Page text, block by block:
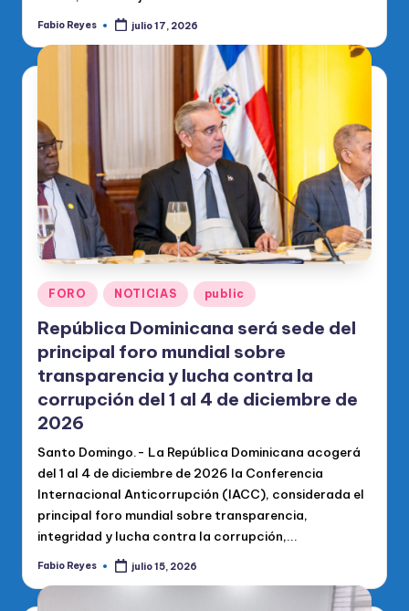
Publicado
Fabio Reyes julio 17, 2026
Publicado
en
FORO NOTICIAS public
República Dominicana será sede del
principal foro mundial sobre
transparencia y lucha contra la
corrupción del 1 al 4 de diciembre de
2026
Santo Domingo.- La República Dominicana acogerá
del 1 al 4 de diciembre de 2026 la Conferencia
Internacional Anticorrupción (IACC), considerada el
principal foro mundial sobre transparencia,
integridad y lucha contra la corrupción,...
Publicado
Fabio Reyes julio 15, 2026